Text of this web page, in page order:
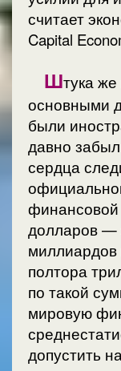
считает
Capital
Штука
основными
были
давно
сердца
финансовой
долларов —
миллиардов
полтора
по такой
мировую
допустить